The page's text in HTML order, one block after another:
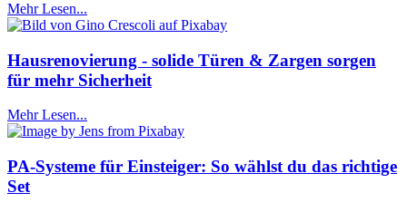
Mehr Lesen...
Hausrenovierung - solide Türen & Zargen sorgen
für mehr Sicherheit
Mehr Lesen...
PA-Systeme für Einsteiger: So wählst du das richtige
Set